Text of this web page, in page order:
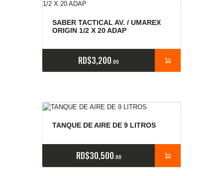
SABER TACTICAL AV. / UMAREX
ORIGIN 1/2 X 20 ADAP
RD$3,200 00
TANQUE DE AIRE DE 9 LITROS
RD$30,500 00